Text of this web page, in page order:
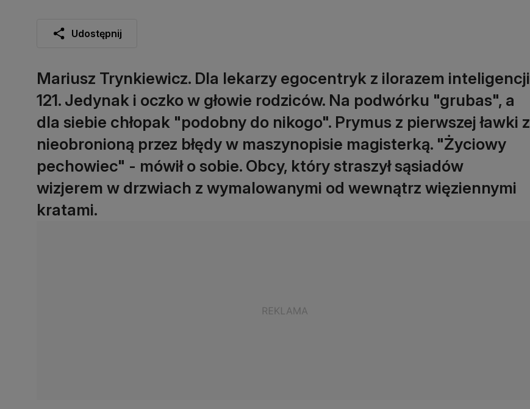
Udostępnij
Mariusz Trynkiewicz. Dla lekarzy egocentryk z ilorazem inteligencji
121. Jedynak i oczko w głowie rodziców. Na podwórku "grubas", a
dla siebie chłopak "podobny do nikogo". Prymus z pierwszej ławki z
nieobronioną przez błędy w maszynopisie magisterką. "Życiowy
pechowiec" - mówił o sobie. Obcy, który straszył sąsiadów
wizjerem w drzwiach z wymalowanymi od wewnątrz więziennymi
kratami.